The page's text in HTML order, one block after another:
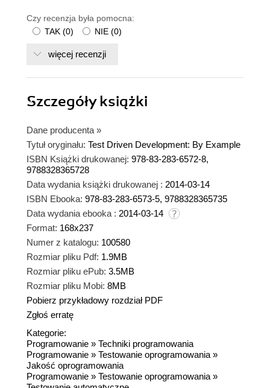
Czy recenzja była pomocna:
TAK (0) NIE (0)
więcej recenzji
Szczegółyksiążki
Dane producenta »
Tytuł oryginału: Test Driven Development: By Example
ISBN Książki drukowanej: 978-83-283-6572-8,
9788328365728
Data wydania książki drukowanej : 2014-03-14
ISBN Ebooka: 978-83-283-6573-5, 9788328365735
Data wydania ebooka : 2014-03-14
Format: 168x237
Numer z katalogu: 100580
Rozmiar pliku Pdf: 1.9MB
Rozmiar pliku ePub: 3.5MB
Rozmiar pliku Mobi: 8MB
Pobierz przykładowy rozdział PDF
Zgłoś erratę
Kategorie:
Programowanie » Techniki programowania
Programowanie » Testowanie oprogramowania »
Jakość oprogramowania
Programowanie » Testowanie oprogramowania »